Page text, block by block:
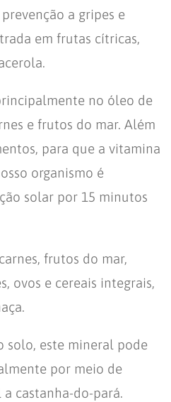
a gripes e
em frutas cítricas,
no óleo de
e frutos do mar. Além
para que a vitamina
organismo é
solar por 15 minutos
frutos do mar,
ovos e cereais integrais,
solo, este mineral pode
por meio de
a castanha-do-pará.